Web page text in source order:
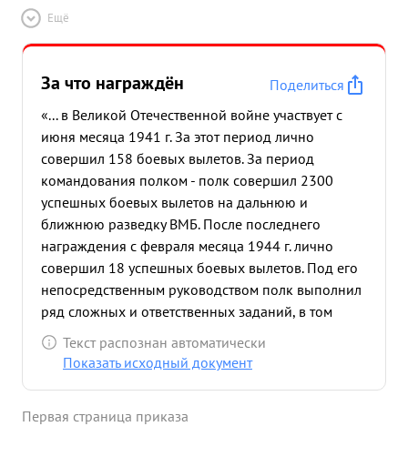
Ещё
За что награждён
Поделиться
«... в Великой Отечественной войне участвует с
июня месяца 1941 г. За этот период лично
совершил 158 боевых вылетов. За период
командования полком - полк совершил 2300
успешных боевых вылетов на дальнюю и
ближнюю разведку ВМБ. После последнего
награждения с февраля месяца 1944 г. лично
совершил 18 успешных боевых вылетов. Под его
непосредственным руководством полк выполнил
ряд сложных и ответственных заданий, в том
числекак фотографирование сетей пло и АФС
минных полей в Нарвском заливе, которой
Текст распознан автоматически
Показать исходный документ
Первая страница приказа